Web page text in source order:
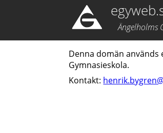
Ängelholms
Denna domän
Gymnasieskola.
Kontakt: